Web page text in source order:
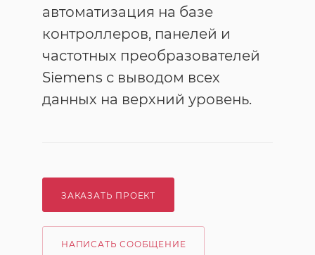
автоматизация на базе
контроллеров, панелей и
частотных преобразователей
Siemens с выводом всех
данных на верхний уровень.
ЗАКАЗАТЬ ПРОЕКТ
НАПИСАТЬ СООБЩЕНИЕ